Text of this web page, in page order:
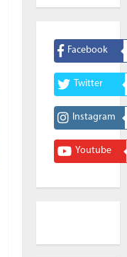
Facebook
Twitter
Instagram
Youtube